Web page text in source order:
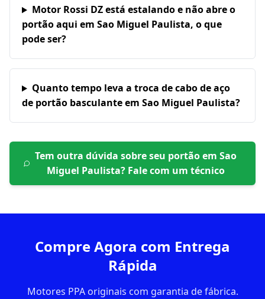
Motor Rossi DZ está estalando e não abre o
portão aqui em Sao Miguel Paulista, o que
pode ser?
Quanto tempo leva a troca de cabo de aço
de portão basculante em Sao Miguel Paulista?
Tem outra dúvida sobre seu portão emSao
Miguel Paulista? Fale com um técnico
Compre Agora com Entrega
Rápida
Motores PPA originais com garantia de fábrica.